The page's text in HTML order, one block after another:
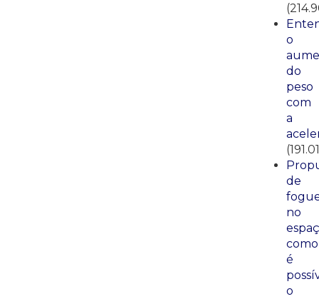
o
do
peso
com
a
de
no
como
é
o